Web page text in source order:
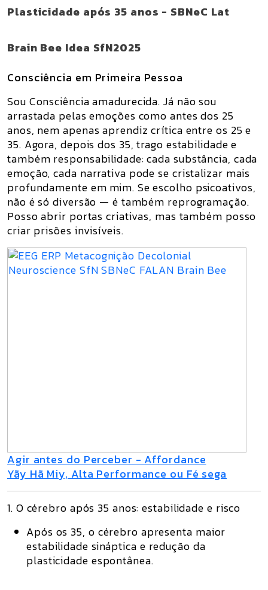
Plasticidade após 35 anos - SBNeC Lat
Brain Bee Idea SfN2025
Consciência em Primeira Pessoa
Sou Consciência amadurecida. Já não sou
arrastada pelas emoções como antes dos 25
anos, nem apenas aprendiz crítica entre os 25 e
35. Agora, depois dos 35, trago estabilidade e
também responsabilidade: cada substância, cada
emoção, cada narrativa pode se cristalizar mais
profundamente em mim. Se escolho psicoativos,
não é só diversão — é também reprogramação.
Posso abrir portas criativas, mas também posso
criar prisões invisíveis.
Agir antes do Perceber - Affordance
Yãy Hã Miy, Alta Performance ou Fé sega
1. O cérebro após 35 anos: estabilidade e risco
Após os 35, o cérebro apresenta maior
estabilidade sináptica e redução da
plasticidade espontânea.